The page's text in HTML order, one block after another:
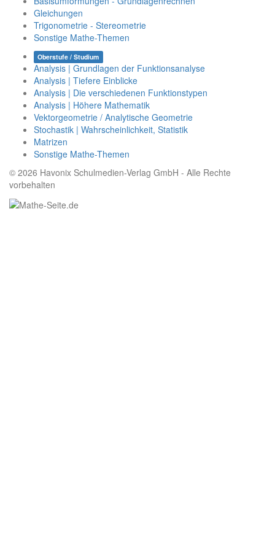
Gleichungen
Trigonometrie - Stereometrie
Sonstige Mathe-Themen
Oberstufe / Studium
Analysis | Grundlagen der Funktionsanalyse
Analysis | Tiefere Einblicke
Analysis | Die verschiedenen Funktionstypen
Analysis | Höhere Mathematik
Vektorgeometrie / Analytische Geometrie
Stochastik | Wahrscheinlichkeit, Statistik
Matrizen
Sonstige Mathe-Themen
© 2026 Havonix Schulmedien-Verlag GmbH - Alle Rechte
vorbehalten